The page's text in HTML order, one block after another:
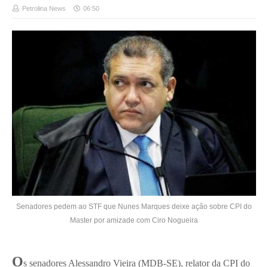
Petrolina News 06:50
Senadores pedem ao STF que Nunes Marques deixe ação sobre CPI do
Master por amizade com Ciro Nogueira
Os senadores Alessandro Vieira (MDB-SE), relator da CPI do